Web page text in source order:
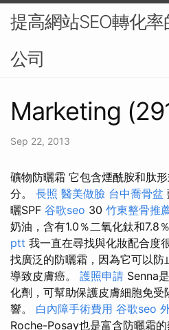
提高網站SEO轉化
公司
Marketing
Sep 22, 2013
礦物防曬霜 它包含煙酰胺和肽
分。 長照 醫美做臉 台中喬骨盆
曬SPF 谷歌seo 30 竹東整骨推
奶油，含有1.0％二氧化鈦和7.8
ptt 我一直在尋找與化妝配合度
找廣泛的防曬霜，因為它可以
導致皮膚癌。 護照申請 Senna
化劑，可幫助保護皮膚細胞免
響。 白內障手術費用 谷歌seo
Roche-Posay也是富含防曬霜的